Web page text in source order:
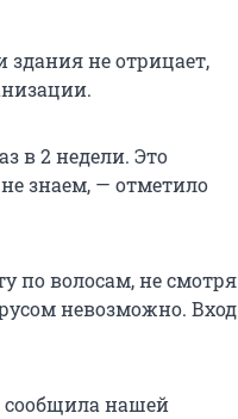
не отрицает,
в 2 недели. Это
знаем, — отметило
по волосам, не смотря
невозможно. Вход
сообщила нашей